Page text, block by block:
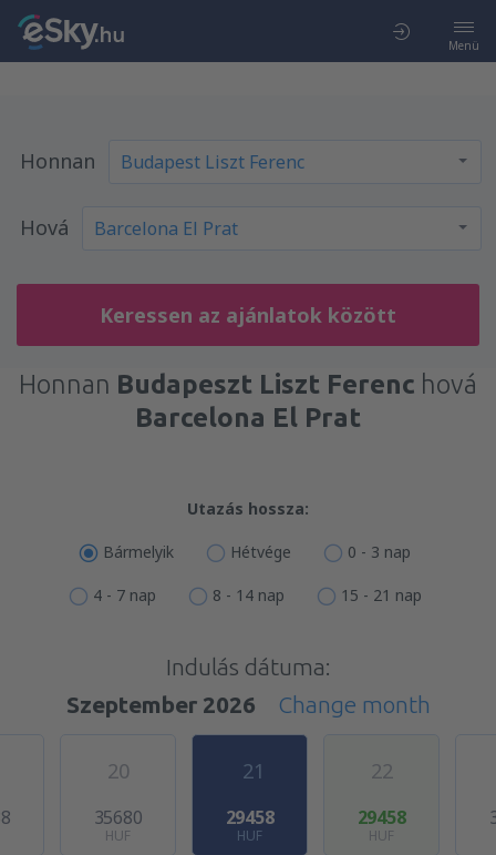
Menü
Honnan
Hová
Keressen az ajánlatok között
Honnan Budapeszt Liszt Ferenc hová
Barcelona El Prat
Utazás hossza:
Bármelyik Hétvége 0 - 3 nap
4 - 7 nap 8 - 14 nap 15 - 21 nap
Indulás dátuma:
Szeptember 2026
Change month
20
35680
HUF
21
29458
HUF
22
29458
HUF